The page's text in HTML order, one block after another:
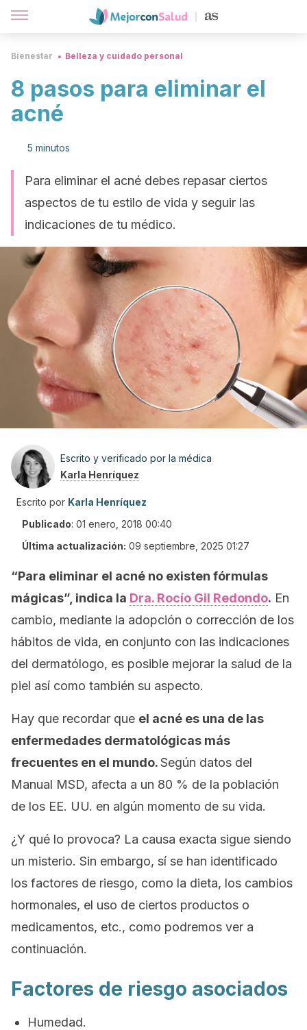
Bienestar Belleza y cuidado personal
8 pasos para eliminar el
acné
5 minutos
Para eliminar el acné debes repasar ciertos
aspectos de tu estilo de vida y seguir las
indicaciones de tu médico.
Escrito y verificado por la médica
Karla Henríquez
Escrito por Karla Henríquez
Publicado: 01 enero, 2018 00:40
Última actualización: 09 septiembre, 2025 01:27
“Para eliminar el acné no existen fórmulas
mágicas”, indica la Dra. Rocío Gil Redondo. En
cambio, mediante la adopción o corrección de los
hábitos de vida, en conjunto con las indicaciones
del dermatólogo, es posible mejorar la salud de la
piel así como también su aspecto.
Hay que recordar que el acné es una de las
enfermedades dermatológicas más
frecuentes en el mundo.Según datos del
Manual MSD, afecta a un 80 % de la población
de los EE. UU. en algún momento de su vida.
¿Y qué lo provoca? La causa exacta sigue siendo
un misterio. Sin embargo, sí se han identificado
los factores de riesgo, como la dieta, los cambios
hormonales, el uso de ciertos productos o
medicamentos, etc., como podremos ver a
continuación.
Factores de riesgo asociados
Humedad.